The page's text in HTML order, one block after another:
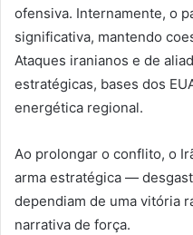
ofensiva. Internamente, o
significativa, mantendo
Ataques iranianos e de
estratégicas, bases dos
energética regional.
Ao prolongar o conflito, o
arma estratégica —
dependiam de uma vitória
narrativa de força.